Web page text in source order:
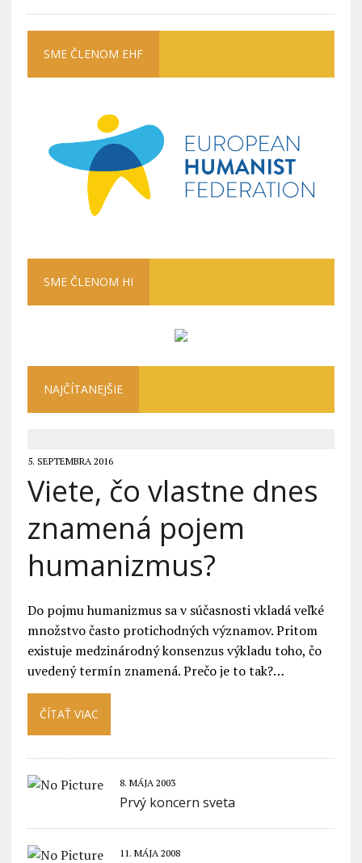
SME ČLENOM EHF
SME ČLENOM HI
NAJČÍTANEJŠIE
5. SEPTEMBRA 2016
Viete, čo vlastne dnes
znamená pojem
humanizmus?
Do pojmu humanizmus sa v súčasnosti vkladá veľké
množstvo často protichodných významov. Pritom
existuje medzinárodný konsenzus výkladu toho, čo
uvedený termín znamená. Prečo je to tak?…
ČÍTAŤ VIAC
8. MÁJA 2003
Prvý koncern sveta
11. MÁJA 2008